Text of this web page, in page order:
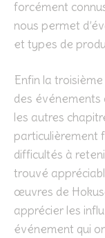
forcément
nous permet
et types de
Enfin la
des événements
les autres
particulièrement
difficultés à
trouvé
œuvres de
apprécier les
événement qui